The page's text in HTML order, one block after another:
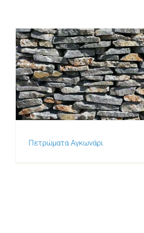
Πετρώματα
Πετρώματα Αγκωνάρι